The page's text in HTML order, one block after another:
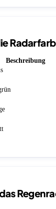
Beschreibung